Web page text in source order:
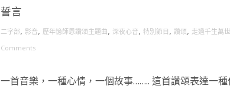
誓言
二字部, 影音, 歷年憶師恩讚頌主題曲, 深夜心音, 特別節目 , 讚頌, 走過千生萬世
Comments
一首音樂，一種心情，一個故事…….. 這首讚頌表達一